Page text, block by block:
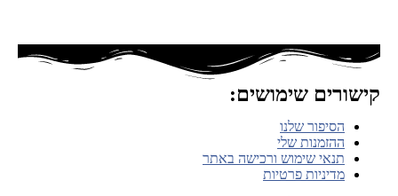
קישורים שימושים:
הסיפור שלנו
ההזמנות שלי
תנאי שימוש ורכישה באתר
מדיניות פרטיות